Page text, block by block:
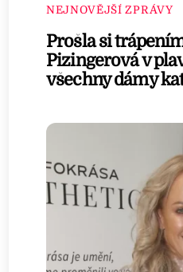
NEJNOVĚJŠÍ ZPRÁVY
Prošla si
Pizingerová v
všechny dámy